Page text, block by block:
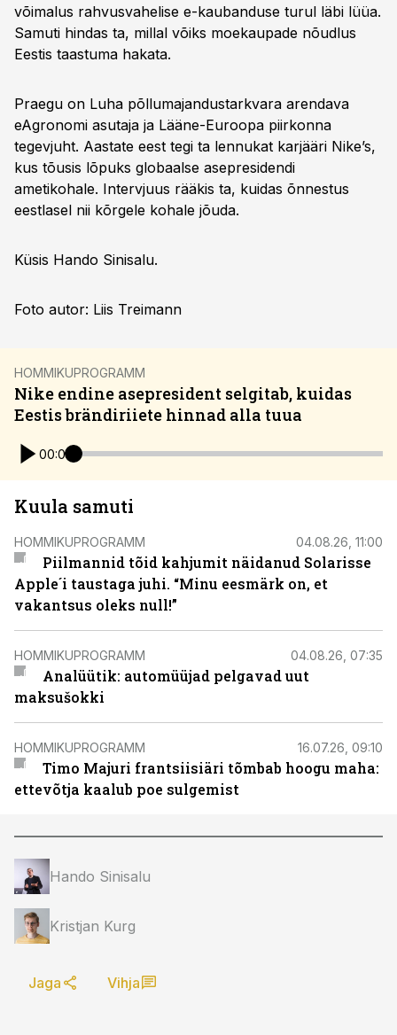
võimalus rahvusvahelise e-kaubanduse turul läbi lüüa.
Samuti hindas ta, millal võiks moekaupade nõudlus
Eestis taastuma hakata.
Praegu on Luha põllumajandustarkvara arendava
eAgronomi asutaja ja Lääne-Euroopa piirkonna
tegevjuht. Aastate eest tegi ta lennukat karjääri Nike’s,
kus tõusis lõpuks globaalse asepresidendi
ametikohale. Intervjuus rääkis ta, kuidas õnnestus
eestlasel nii kõrgele kohale jõuda.
Küsis Hando Sinisalu.
Foto autor: Liis Treimann
HOMMIKUPROGRAMM
Nike endine asepresident selgitab, kuidas
Eestis brändiriiete hinnad alla tuua
00:00
Kuula samuti
HOMMIKUPROGRAMM 04.08.26, 11:00
Piilmannid tõid kahjumit näidanud Solarisse
Apple´i taustaga juhi. “Minu eesmärk on, et
vakantsus oleks null!”
HOMMIKUPROGRAMM 04.08.26, 07:35
Analüütik: automüüjad pelgavad uut
maksušokki
HOMMIKUPROGRAMM 16.07.26, 09:10
Timo Majuri frantsiisiäri tõmbab hoogu maha:
ettevõtja kaalub poe sulgemist
Hando Sinisalu
Kristjan Kurg
Jaga Vihja